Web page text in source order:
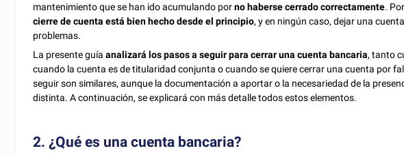
mantenimiento que se han ido acumulando porno haberse cerrado correctamente.
cierre de cuenta está bien hecho desde el principio, y en ningún caso, dejar una
problemas.
La presente guíaanalizará los pasos a seguir para cerrar una cuenta bancaria, tanto
cuando la cuenta es de titularidad conjunta o cuando se quiere cerrar una cuenta por
seguir son similares, aunque la documentación a aportar o la necesariedad de la
distinta. A continuación, se explicará con más detalle todos estos elementos.
2. ¿Qué es una cuenta bancaria?